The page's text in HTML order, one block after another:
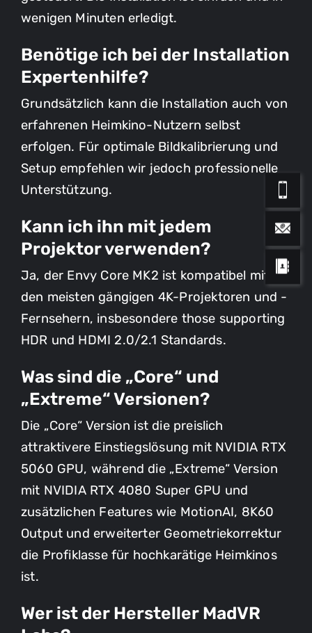
wenigen Minuten erledigt.
Benötige ich bei der Installation
Expertenhilfe?
Grundsätzlich kann die Installation auch von
erfahrenen Heimkino-Nutzern selbst
erfolgen. Für optimale Bildkalibrierung und
Setup empfehlen wir jedoch professionelle
Unterstützung.
Kann ich ihn mit jedem
Projektor verwenden?
Ja, der Envy Core MK2 ist kompatibel mit
den meisten gängigen 4K-Projektoren und -
Fernsehern, insbesondere those supporting
HDR und HDMI 2.0/2.1 Standards.
Was sind die „Core“ und
„Extreme“ Versionen?
Die „Core“ Version ist die preislich
attraktivere Einstiegslösung mit NVIDIA RTX
5060 GPU, während die „Extreme“ Version
mit NVIDIA RTX 4080 Super GPU und
zusätzlichen Features wie MotionAI, 8K60
Output und erweiterter Geometriekorrektur
die Profiklasse für hochkarätige Heimkinos
ist.
Wer ist der Hersteller MadVR
Ich bin interessiert an einer
Akustikoptimierung in meinen Räumen:
Hifi / Stereo
Mehrkanal Wohnraum
Mehrkanal Heimkinoraum
Bitte kontaktieren Sie mich für eine
Feld mit * ist erforderlich
zu.
Anfrage absenden
Vorführung in Ihrem Referenz-
Heimkino. Bitte kontaktieren Sie mich
für eine Terminabstimmung.
Feld mit * ist erforderlich
zu.
Anfrage absenden
schnellstmöglich bei Ihnen. Wir freuen
uns auf Sie.
Ich stimme der
Datenschutzerklärung
zu.
Anfrage absenden
Bitte kontaktieren Sie mich hierzu.
Felder mit * sind erforderlich
Ich stimme der Datenschutzerklärung
Absenden